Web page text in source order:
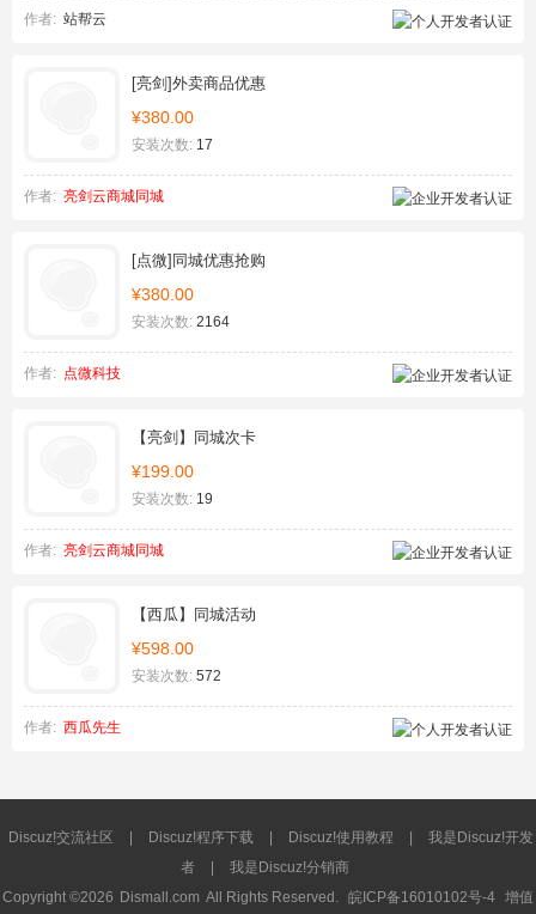
作者: 站帮云
[亮剑]外卖商品优惠
¥380.00
安装次数: 17
作者: 亮剑云商城同城
[点微]同城优惠抢购
¥380.00
安装次数: 2164
作者: 点微科技
【亮剑】同城次卡
¥199.00
安装次数: 19
作者: 亮剑云商城同城
【西瓜】同城活动
¥598.00
安装次数: 572
作者: 西瓜先生
Discuz!交流社区 Discuz!程序下载 Discuz!使用教程
我是Discuz!开发
者
我是Discuz!分销商
Copyright ©2026 Dismall.com All Rights Reserved. 皖ICP备16010102号-4 增值